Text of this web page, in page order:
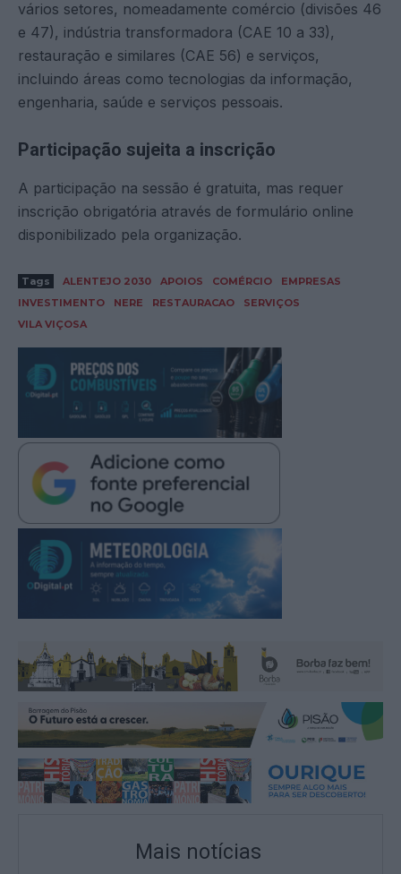
vários setores, nomeadamente comércio (divisões 46
e 47), indústria transformadora (CAE 10 a 33),
restauração e similares (CAE 56) e serviços,
incluindo áreas como tecnologias da informação,
engenharia, saúde e serviços pessoais.
Participação sujeita a inscrição
A participação na sessão é gratuita, mas requer
inscrição obrigatória através de formulário online
disponibilizado pela organização.
Tags ALENTEJO 2030 APOIOS COMÉRCIO
EMPRESAS
INVESTIMENTO
NERE RESTAURACAO
SERVIÇOS
VILA VIÇOSA
Mais notícias